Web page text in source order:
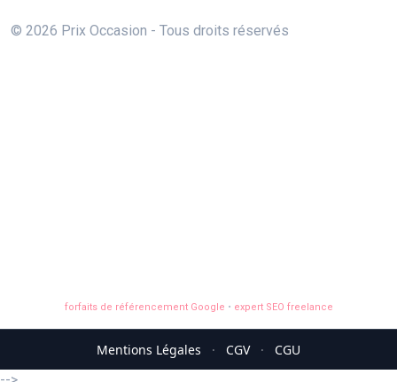
© 2026 Prix Occasion - Tous droits réservés
forfaits de référencement Google • expert SEO freelance
Mentions Légales · CGV ·
CGU